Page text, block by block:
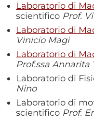
Laboratorio di
scientifico Prof.
Laboratorio di
Vinicio Magi
Laboratorio di
Prof.ssa Annarita
Laboratorio di
Nino
Laboratorio di
scientifico Prof.